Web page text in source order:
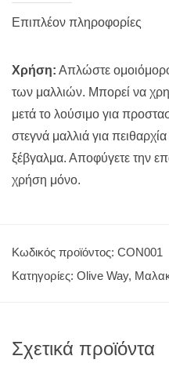
Επιπλέον πληροφορίες
Χρήση: Απλώστε
των μαλλιών. Μπορεί να
μετά το λούσιμο για
στεγνά μαλλιά για
ξέβγαλμα. Αποφύγετε την
χρήση μόνο.
Κωδικός προϊόντος: CON001
Κατηγορίες: Olive Way,
Σχετικά προϊόντα